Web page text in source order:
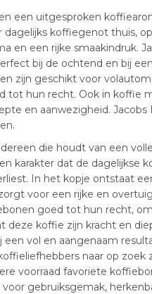
een uitgesproken
koffiegenot thuis,
een rijke smaakindruk.
bij de ochtend en bij
zijn geschikt voor
tot hun recht. Ook in koffie
en aanwezigheid. Jacobs
die houdt van een
karakter dat de dagelijkse
In het kopje ontstaat
voor een rijke en
goed tot hun recht,
deze koffie zijn kracht en
vol en aangenaam
naar op zoek
voorraad favoriete
gebruiksgemak,